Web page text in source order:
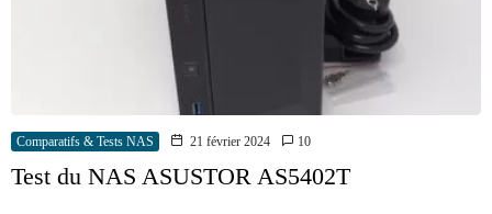
Comparatifs & Tests NAS 21 février 2024 10
Test du NAS ASUSTOR AS5402T